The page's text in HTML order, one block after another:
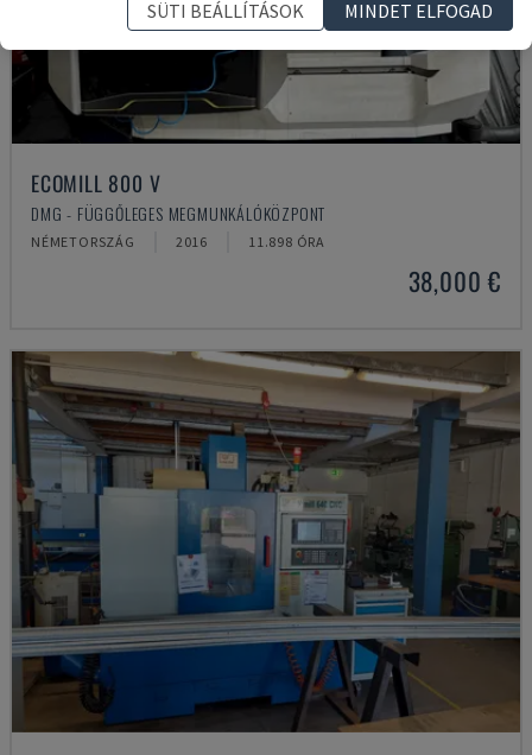
ECOMILL 800 V
DMG - FÜGGŐLEGES MEGMUNKÁLÓKÖZPONT
NÉMETORSZÁG 2016 11.898 ÓRA
38,000 €
SÜTI BEÁLLÍTÁSOK
MINDET ELFOGAD